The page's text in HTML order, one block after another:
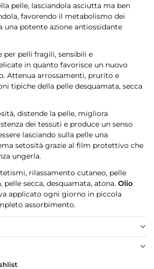
pelle, lasciandola asciutta ma ben
favorendo il metabolismo dei
una potente azione antiossidante
per pelli fragili, sensibili e
in quanto favorisce un nuovo
Attenua arrossamenti, prurito e
tipiche della pelle desquamata, secca
distende la pelle, migliora
dei tessuti e produce un senso
lasciando sulla pelle una
setosità grazie al film protettivo che
ungerla.
rilassamento cutaneo, pelle
pelle secca, desquamata, atona. Olio
applicato ogni giorno in piccola
assorbimento.